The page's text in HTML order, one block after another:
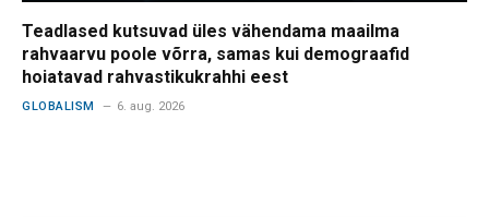
Teadlased kutsuvad üles vähendama maailma
rahvaarvu poole võrra, samas kui demograafid
hoiatavad rahvastikukrahhi eest
GLOBALISM 6. aug. 2026